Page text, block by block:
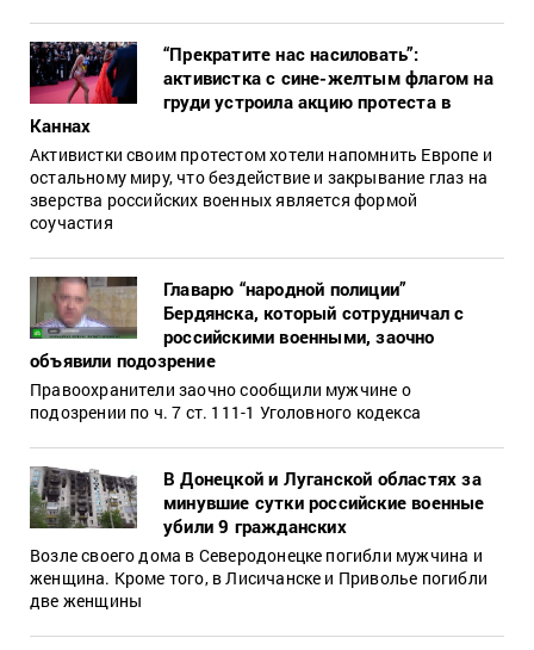
“Прекратите нас насиловать”:
активистка с сине-желтым флагом на
груди устроила акцию протеста в
Каннах
Активистки своим протестом хотели напомнить Европе и
остальному миру, что бездействие и закрывание глаз на
зверства российских военных является формой
соучастия
Главарю “народной полиции”
Бердянска, который сотрудничал с
российскими военными, заочно
объявили подозрение
Правоохранители заочно сообщили мужчине о
подозрении по ч. 7 ст. 111-1 Уголовного кодекса
В Донецкой и Луганской областях за
минувшие сутки российские военные
убили 9 гражданских
Возле своего дома в Северодонецке погибли мужчина и
женщина. Кроме того, в Лисичанске и Приволье погибли
две женщины